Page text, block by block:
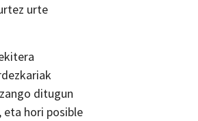
urte
ditugun
hori posible